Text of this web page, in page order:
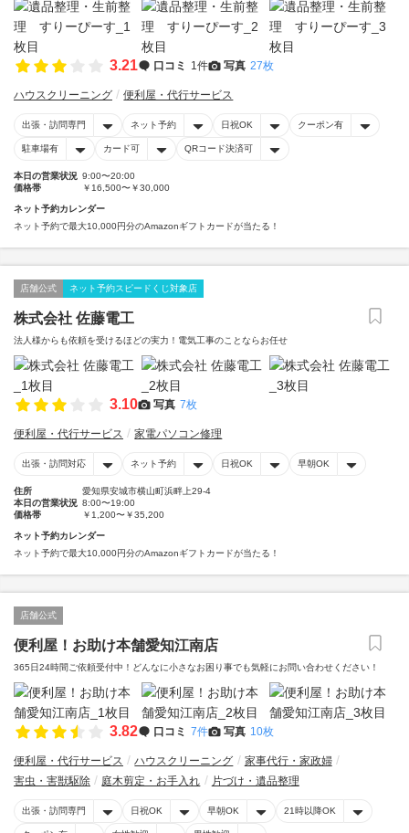
3.21 口コミ 1件 写真 27枚
ハウスクリーニング 便利屋・代行サービス
出張・訪問専門 ネット予約 日祝OK クーポン有
駐車場有 カード可 QRコード決済可
本日の営業状況 9:00〜20:00
価格帯
￥16,500〜￥30,000
ネット予約カレンダー
ネット予約で最大10,000円分のAmazonギフトカードが当たる！
店舗公式 ネット予約スピードくじ対象店
株式会社 佐藤電工
法人様からも依頼を受けるほどの実力！電気工事のことならお任せ
3.10 写真 7枚
便利屋・代行サービス 家電パソコン修理
出張・訪問対応 ネット予約 日祝OK 早朝OK
住所
愛知県安城市横山町浜畔上29-4
本日の営業状況 8:00〜19:00
価格帯
￥1,200〜￥35,200
ネット予約カレンダー
ネット予約で最大10,000円分のAmazonギフトカードが当たる！
店舗公式
便利屋！お助け本舗愛知江南店
365日24時間ご依頼受付中！どんなに小さなお困り事でも気軽にお問い合わせください！
3.82 口コミ 7件 写真 10枚
便利屋・代行サービス ハウスクリーニング
家事代行・家政婦
害虫・害獣駆除
庭木剪定・お手入れ 片づけ・遺品整理
出張・訪問専門 日祝OK 早朝OK 21時以降OK